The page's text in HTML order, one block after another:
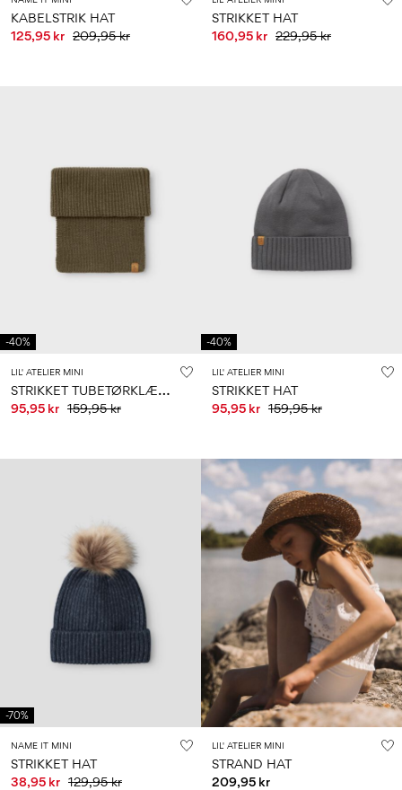
KABELSTRIK HAT
125,95 kr 209,95 kr
STRIKKET HAT
160,95 kr 229,95 kr
-40%
LIL' ATELIER MINI
S
TRIKKET TUBETØRKLÆDE
95,95 kr 159,95 kr
-40%
LIL' ATELIER MINI
STRIKKET HAT
95,95 kr 159,95 kr
-70%
NAME IT MINI
STRIKKET HAT
38,95 kr 129,95 kr
LIL' ATELIER MINI
STRAND HAT
209,95 kr